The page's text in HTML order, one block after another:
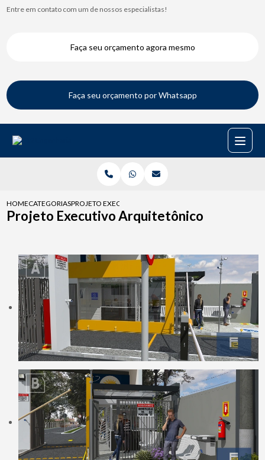
Entre em contato com um de nossos especialistas!
Faça seu orçamento agora mesmo
Faça seu orçamento por Whatsapp
HOMECATEGORIASPROJETO EXECUTIVO ARQUITETONICO
Projeto Executivo Arquitetônico